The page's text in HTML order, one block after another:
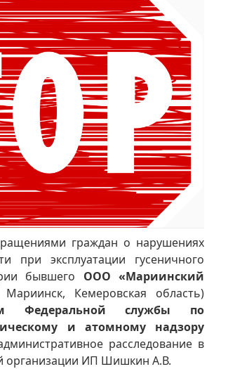
граждан о нарушениях
при эксплуатации гусеничного
бывшего ООО «Мариинский
Мариинск, Кемеровская область)
Федеральной службы по
и атомному надзору
расследование в
организации ИП Шишкин А.В.